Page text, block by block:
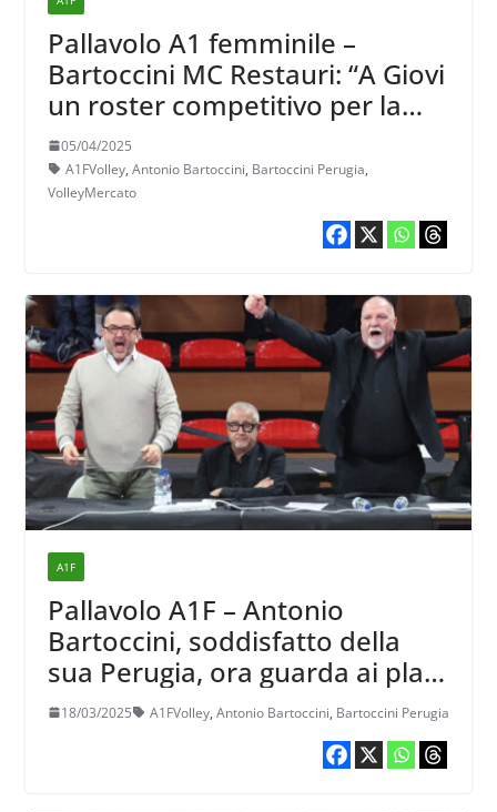
Pallavolo A1 femminile –
Bartoccini MC Restauri: “A Giovi
un roster competitivo per la
prossima A1”
05/04/2025
A1FVolley, Antonio Bartoccini, Bartoccini Perugia,
VolleyMercato
A1F
Pallavolo A1F – Antonio
Bartoccini, soddisfatto della
sua Perugia, ora guarda ai play
off Challenge: “Cercheremo di
andare il più avanti possibile”
18/03/2025 A1FVolley, Antonio Bartoccini, Bartoccini Perugia